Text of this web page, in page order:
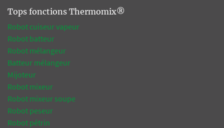
Tops fonctions Thermomix®
Robot cuiseur vapeur
Robot batteur
Robot mélangeur
Batteur mélangeur
Mijoteur
Robot mixeur
Robot mixeur soupe
Robot peseur
Robot pétrin